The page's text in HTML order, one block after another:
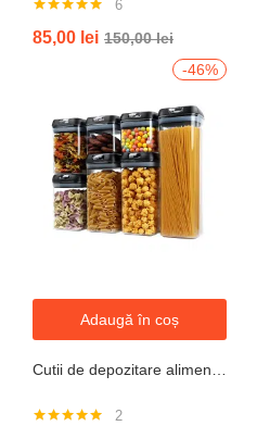
5.00din 5
6
85,00 lei 150,00lei
-46%
Adaugă în coș
2